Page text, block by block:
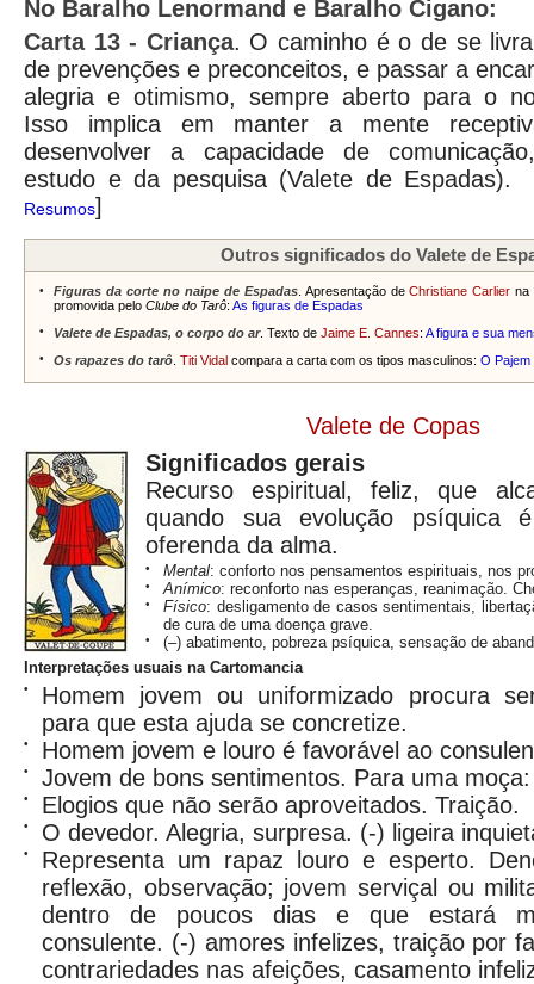
No Baralho Lenormand e Baralho Cigano:
Carta 13 - Criança. O caminho é o de se
de prevenções e preconceitos, e passar a
alegria e otimismo, sempre aberto para o
Isso implica em manter a mente
desenvolver a capacidade de
estudo e da pesquisa (Valete de
Resumos]
Outros significados do Valete de
• Figuras da corte no naipe de Espadas. Apresentação deChristiane Carlierna
promovida pelo Clube do Tarô: As figuras de Espadas
• Valete de Espadas, o corpo do ar. Texto de Jaime E. Cannes: A figura e sua
• Os rapazes do tarô Titi Vidal compara a carta com os tipos masculinos: O Pajem
Valete de Copas
Significados gerais
Recurso espiritual, feliz, que
quando sua evolução psíquica
oferenda da alma.
• Mental: conforto nos pensamentos espirituais, nos
• Anímico: reconforto nas esperanças, reanimação.
• Físico: desligamento de casos sentimentais,
de cura de uma doença grave.
•
(–) abatimento, pobreza psíquica, sensação de
Interpretações usuais na Cartomancia
•
Homem jovem ou uniformizado procura
para que esta ajuda se concretize.
• Homem jovem e louro é favorável ao
• Jovem de bons sentimentos. Para uma
• Elogios que não serão aproveitados. Traição.
• O devedor. Alegria, surpresa. (-) ligeira
•
Representa um rapaz louro e esperto.
reflexão, observação; jovem serviçal ou
dentro de poucos dias e que estará
consulente. (-) amores infelizes, traição por
contrariedades nas afeições, casamento